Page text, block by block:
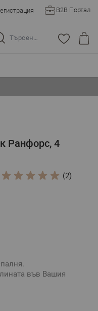
B2B Портал
в целия магазин...
Ранфорс, 4
(2)
във Вашия